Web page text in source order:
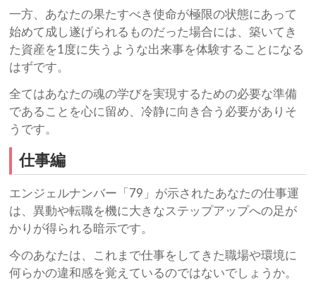
一方、あなたの果たすべき使命が極限の状態にあって
始めて成し遂げられるものだった場合には、築いてき
た資産を1度に失うような出来事を体験することになる
はずです。
全てはあなたの魂の学びを実現するための必要な準備
であることを心に留め、冷静に向き合う必要がありそ
うです。
仕事編
エンジェルナンバー「79」が示されたあなたの仕事運
は、異動や転職を機に大きなステップアップへの足が
かりが得られる暗示です。
今のあなたは、これまで仕事をしてきた職場や環境に
何らかの違和感を覚えているのではないでしょうか。